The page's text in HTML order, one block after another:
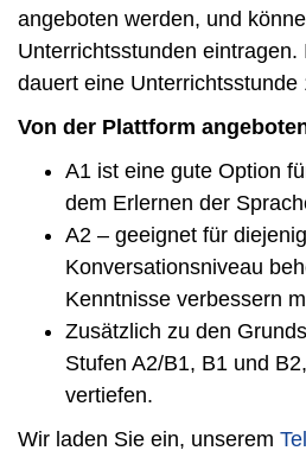
angeboten werden, und
Unterrichtsstunden eintragen.
dauert eine Unterrichtsstunde
Von der Plattform
A1 ist eine gute Option
dem Erlernen der
A2 – geeignet für
Konversationsniveau
Kenntnisse verbessern
Zusätzlich zu den
Stufen A2/B1, B1 und
vertiefen.
Wir laden Sie ein, unserem